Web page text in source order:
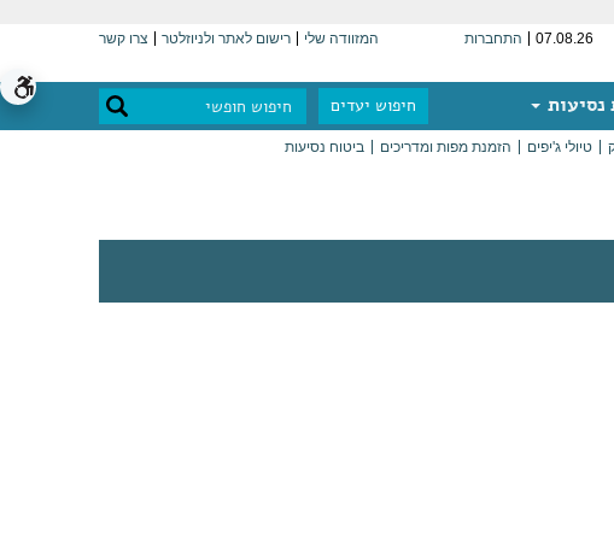
07.08.26 התחברות המזוודה שלי רישום לאתר ולניוזלטר צרו קשר
נסיעות חיפוש יעדים
טיולי ג'יפים הזמנת מפות ומדריכים ביטוח נסיעות